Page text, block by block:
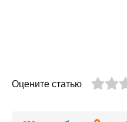
Оцените статью